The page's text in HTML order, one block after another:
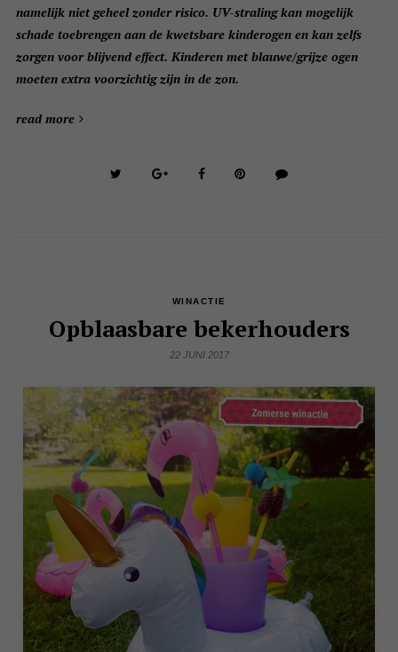
namelijk niet geheel zonder risico. UV-straling kan mogelijk
schade toebrengen aan de kwetsbare kinderogen en kan zelfs
zorgen voor blijvend effect. Kinderen met blauwe/grijze ogen
moeten extra voorzichtig zijn in de zon.
read more
WINACTIE
Opblaasbare bekerhouders
22 JUNI 2017